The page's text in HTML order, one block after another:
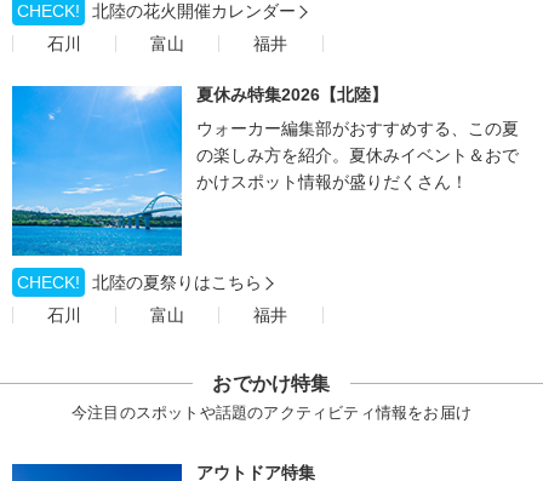
CHECK!
北陸の花火開催カレンダー
石川
富山 福井
夏休み特集2026【北陸】
ウォーカー編集部がおすすめする、この夏
の楽しみ方を紹介。夏休みイベント＆おで
かけスポット情報が盛りだくさん！
CHECK!
北陸の夏祭りはこちら
石川
富山 福井
おでかけ特集
今注目のスポットや話題のアクティビティ情報をお届け
アウトドア特集